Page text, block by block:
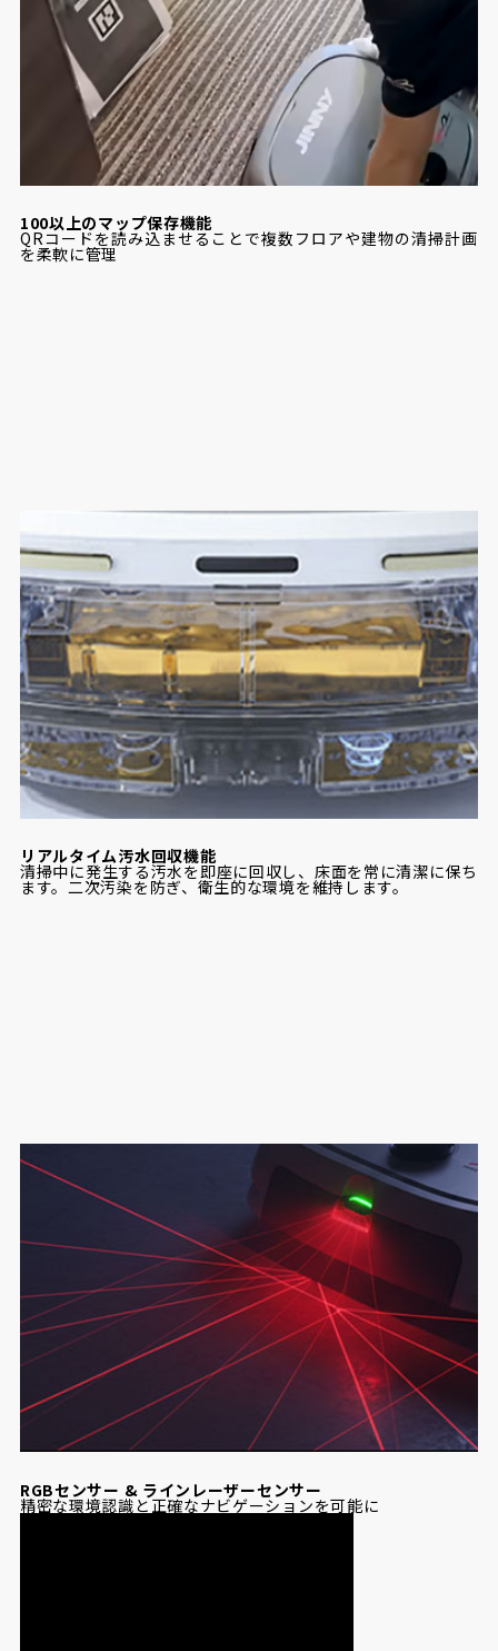
100以上のマップ保存機能
QRコードを読み込ませることで複数フロアや建物の清掃計画
を柔軟に管理
リアルタイム汚水回収機能
清掃中に発生する汚水を即座に回収し、床面を常に清潔に保ち
ます。二次汚染を防ぎ、衛生的な環境を維持します。
RGBセンサー & ラインレーザーセンサー
精密な環境認識と正確なナビゲーションを可能に